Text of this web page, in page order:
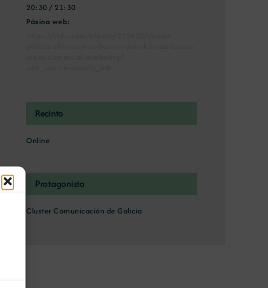
20:30 / 21:30
Páxina web:
Recinto
Online
Protagonista
Cluster Comunicación de Galicia